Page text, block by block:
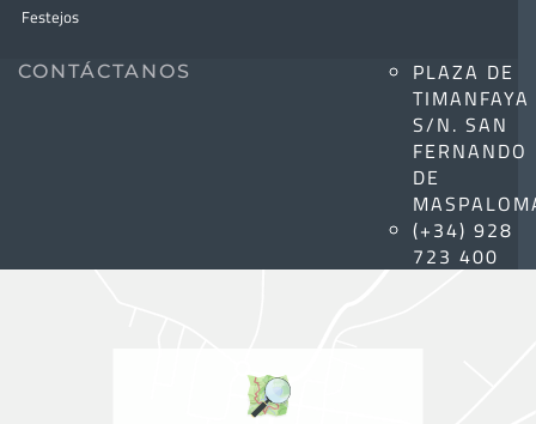
Festejos
CONTÁCTANOS
PLAZA DE
TIMANFAYA
S/N. SAN
FERNANDO
DE
(+34) 928
723 400